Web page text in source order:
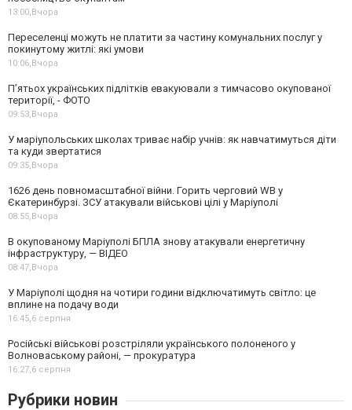
13:00,Вчора
Переселенці можуть не платити за частину комунальних послуг у
покинутому житлі: які умови
10:06,Вчора
П’ятьох українських підлітків евакуювали з тимчасово окупованої
території, - ФОТО
09:53,Вчора
У маріупольських школах триває набір учнів: як навчатимуться діти
та куди звертатися
09:35,Вчора
1626 день повномасштабної війни. Горить черговий WB у
Єкатеринбурзі. ЗСУ атакували військові цілі у Маріуполі
08:55,Вчора
В окупованому Маріуполі БПЛА знову атакували енергетичну
інфраструктуру, — ВІДЕО
08:47,Вчора
У Маріуполі щодня на чотири години відключатимуть світло: це
вплине на подачу води
16:45,6 серпня
Російські військові розстріляли українського полоненого у
Волноваському районі, — прокуратура
16:27,6 серпня
Рубрики новин